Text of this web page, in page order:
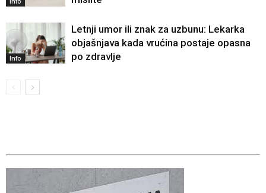
Info
Letnji umor ili znak za uzbunu: Lekarka
objašnjava kada vrućina postaje opasna
po zdravlje